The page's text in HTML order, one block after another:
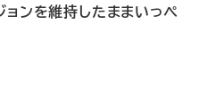
ンを維持したままいっぺ